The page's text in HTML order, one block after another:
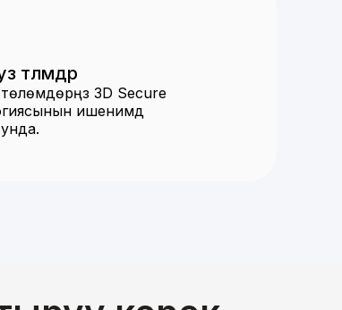
төлөмдөр
3D Secure
ишенимдүү